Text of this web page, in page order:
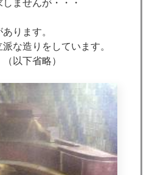
ませんが・・・
ります。
な造りをしています。
以下省略）